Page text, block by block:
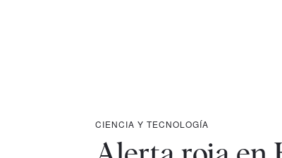
CIENCIA Y TECNOLOGÍA